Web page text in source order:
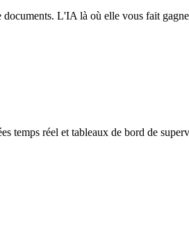
documents. L'IA là où elle vous fait
temps réel et tableaux de bord de